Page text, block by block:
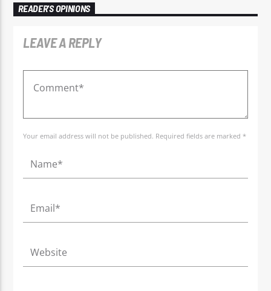
READER'S OPINIONS
LEAVE A REPLY
Your email address will not be published. Required fields are marked *